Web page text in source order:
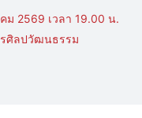
ม 2569 เวลา 19.00 น.
ศิลปวัฒนธรรม